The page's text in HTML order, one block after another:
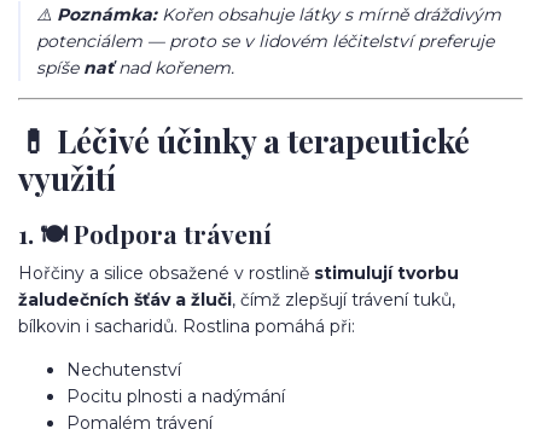
⚠️ Poznámka:Kořen obsahuje látky s mírně dráždivým
potenciálem — proto se v lidovém léčitelství preferuje
spíše naťnad kořenem.
💊 Léčivé účinky a terapeutické
využití
1. 🍽️ Podpora trávení
Hořčiny a silice obsažené v rostlině stimulují tvorbu
žaludečních šťáv a žluči, čímž zlepšují trávení tuků,
bílkovin i sacharidů. Rostlina pomáhá při:
Nechutenství
Pocitu plnosti a nadýmání
Pomalém trávení